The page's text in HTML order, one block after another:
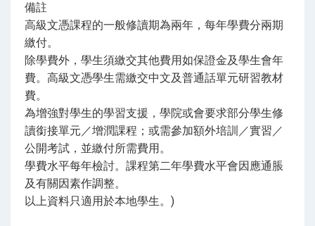
備註
高級文憑課程的一般修讀期為兩年，每年學費分兩期
繳付。
除學費外，學生須繳交其他費用如保證金及學生會年
費。高級文憑學生需繳交中文及普通話單元研習教材
費。
為增強對學生的學習支援，學院或會要求部分學生修
讀銜接單元／增潤課程；或需參加額外培訓／實習／
公開考試，並繳付所需費用。
學費水平每年檢討。課程第二年學費水平會因應通脹
及有關因素作調整。
以上資料只適用於本地學生。)